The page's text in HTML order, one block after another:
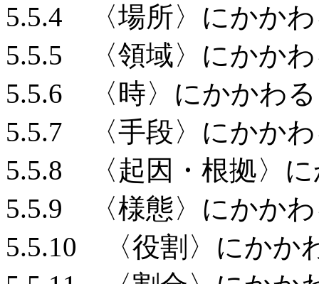
5.5.4 〈場所〉にかか
5.5.5 〈領域〉にかか
5.5.6 〈時〉にかかわ
5.5.7 〈手段〉にかか
5.5.8 〈起因・根拠〉
5.5.9 〈様態〉にかか
5.5.10 〈役割〉にかか